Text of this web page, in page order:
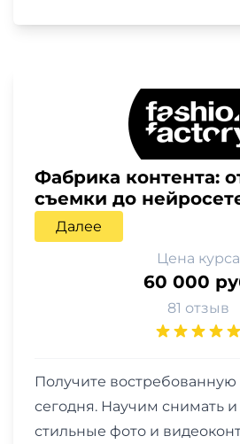
Фабрика контента:
съемки до
Далее
Цена курса
60 000
81 отзыв
Получите
сегодня. Научим снимать
стильные фото и